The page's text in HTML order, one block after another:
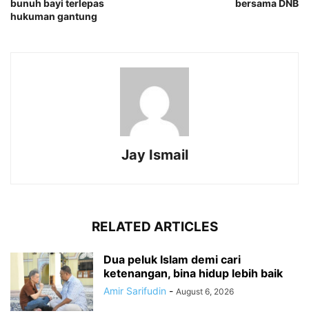
bunuh bayi terlepas
hukuman gantung
bersama DNB
Jay Ismail
RELATED ARTICLES
Dua peluk Islam demi cari
ketenangan, bina hidup lebih baik
Amir Sarifudin - August 6, 2026